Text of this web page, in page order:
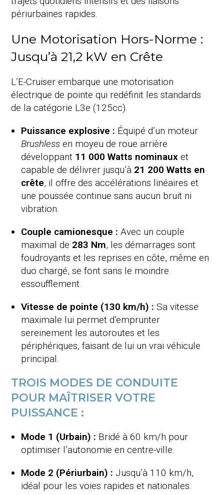
périurbaines rapides.
Une Motorisation Hors-Norme :
Jusqu’à 21,2 kW en Crête
L’E-Cruiser embarque une motorisation
électrique de pointe qui redéfinit les standards
de la catégorie L3e (125cc).
Puissance explosive : Équipé d’un moteur
Brushless en moyeu de roue arrière
développant 11 000 Watts nominaux et
capable de délivrer jusqu’à 21 200 Watts en
crête, il offre des accélérations linéaires et
une poussée continue sans aucun bruit ni
vibration.
Couple camionesque : Avec un couple
maximal de 283 Nm, les démarrages sont
foudroyants et les reprises en côte, même en
duo chargé, se font sans le moindre
essoufflement.
Vitesse de pointe (130 km/h) : Sa vitesse
maximale lui permet d’emprunter
sereinement les autoroutes et les
périphériques, faisant de lui un vrai véhicule
principal.
TROIS MODES DE CONDUITE
POUR MAÎTRISER VOTRE
PUISSANCE :
Mode 1 (Urbain) : Bridé à 60 km/h pour
optimiser l’autonomie en centre-ville.
Mode 2 (Périurbain) : Jusqu’à 110 km/h,
idéal pour les voies rapides et nationales.